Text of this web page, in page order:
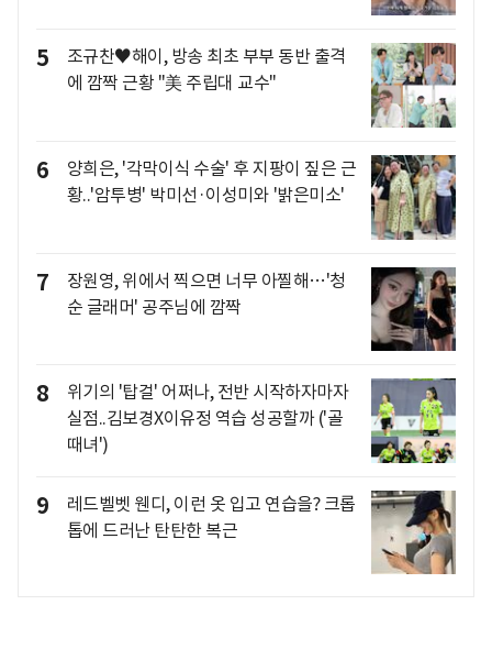
5
조규찬♥해이, 방송 최초 부부 동반 출격
에 깜짝 근황 "美 주립대 교수"
6
양희은, '각막이식 수술' 후 지팡이 짚은 근
황..'암투병' 박미선·이성미와 '밝은미소'
7
장원영, 위에서 찍으면 너무 아찔해…'청
순 글래머' 공주님에 깜짝
8
위기의 '탑걸' 어쩌나, 전반 시작하자마자
실점..김보경X이유정 역습 성공할까 ('골
때녀')
9
레드벨벳 웬디, 이런 옷 입고 연습을? 크롭
톱에 드러난 탄탄한 복근